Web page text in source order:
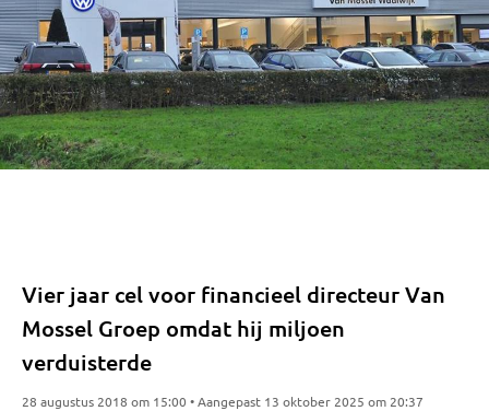
Vier jaar cel voor financieel directeur Van
Mossel Groep omdat hij miljoen
verduisterde
28 augustus 2018 om 15:00 • Aangepast 13 oktober 2025 om 20:37